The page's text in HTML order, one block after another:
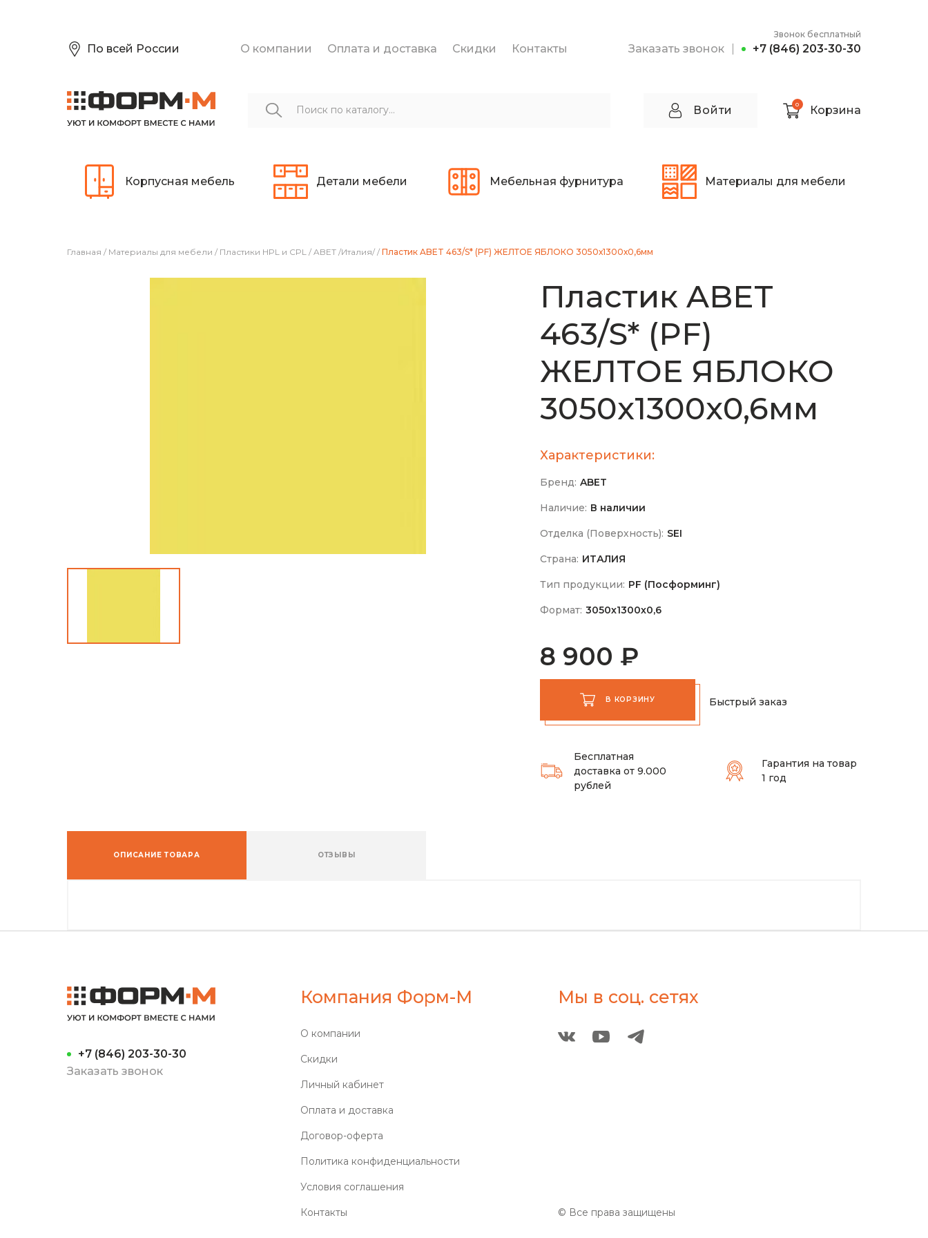
По всей России О компании Оплата и доставка Скидки Контакты Заказать звонок
Звонок бесплатный
+7 (846) 203-30-30
Войти 0 Корзина
Корпусная мебель Детали мебели Мебельная фурнитура Материалы для мебели
Главная / Материалы для мебели / Пластики HPL и CPL / ABET /Италия/ / Пластик ABET 463/S* (PF) ЖЕЛТОЕ ЯБЛОКО 3050х1300х0,6мм
Пластик ABET
463/S* (PF)
ЖЕЛТОЕ ЯБЛОКО
3050х1300х0,6мм
Характеристики:
Бренд: ABET
Наличие: В наличии
Отделка (Поверхность): SEI
Страна: ИТАЛИЯ
Тип продукции: PF (Посформинг)
Формат: 3050х1300х0,6
8 900 ₽
В КОРЗИНУ Быстрый заказ
Бесплатная
доставка от 9.000
рублей
Гарантия на товар
1 год
ОПИСАНИЕ ТОВАРА ОТЗЫВЫ
+7 (846) 203-30-30
Заказать звонок
Компания Форм-М
О компании
Скидки
Личный кабинет
Оплата и доставка
Договор-оферта
Политика конфиденциальности
Условия соглашения
Контакты
Мы в соц. сетях
© Все права защищены